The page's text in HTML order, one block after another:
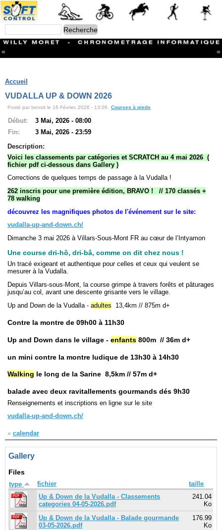
= =
Branches
CONTACT
Ski ALPIN
Triathlon
Ski Nordique
Courses à pieds
VTT
Athlétisme
Slalom In-Line
Coupe "Journal La Gruyère"
Hippisme
Marche
Archives
recherche
site map
messages récents
Ouverture de session
Mot de passe:
Créer un nouveau compte
Demander un nouveau mot de passe
Accueil
VUDALLA UP & DOWN 2026
Posté par benoit le 16 Février, 2026 - 13:06. Courses à pieds
Début:
3 Mai, 2026 - 08:00
Fin:
3 Mai, 2026 - 23:59
Description:
Voici les classements par catégories et SCRATCH au 4 mai 2026 (
fichier pdf ci-dessous dans Gallery )
Corrections de quelques temps de passage à la Vudalla !
262 inscris pour une première édition, BRAVO ! // 170 classés +
78 walking
découvrez les magnifiques photos de l'événement sur le site:
vudalla-up-and-down.ch/
Dimanche 3 mai 2026 à Villars-Sous-Mont FR au cœur de l’Intyamon
Une course dri-hô, dri-bâ, comme on dit chez nous !
Un tracé exigeant et authentique pour celles et ceux qui veulent se
mesurer à la Vudalla.
Depuis Villars-sous-Mont, la course grimpe à travers forêts et pâturages
jusqu’au col, avant une descente grisante vers le village.
Up and Down de la Vudalla - adultes 13,4km // 875m d+
Contre la montre de 09h00 à 11h30
Up and Down dans le village - enfants 800m // 36m d+
un mini contre la montre ludique de 13h30 à 14h30
Walking le long de la Sarine 8,5km // 57m d+
balade avec deux ravitallements gourmands dés 9h30
Renseignements et inscriptions en ligne sur le site
vudalla-up-and-down.ch/
» calendar
Gallery
Files
type fichier
taille
Up & Down de la Vudalla - Classements
categories 04-05-2026.pdf
241.04
Ko
Up & Down de la Vudalla - Balade gourmande
03-05-2026.pdf
176.99
Ko